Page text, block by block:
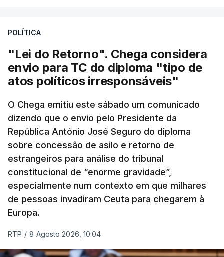
POLÍTICA
"Lei do Retorno". Chega considera
envio para TC do diploma "tipo de
atos políticos irresponsáveis"
O Chega emitiu este sábado um comunicado
dizendo que o envio pelo Presidente da
República António José Seguro do diploma
sobre concessão de asilo e retorno de
estrangeiros para análise do tribunal
constitucional de “enorme gravidade”,
especialmente num contexto em que milhares
de pessoas invadiram Ceuta para chegarem à
Europa.
RTP / 8 Agosto 2026, 10:04